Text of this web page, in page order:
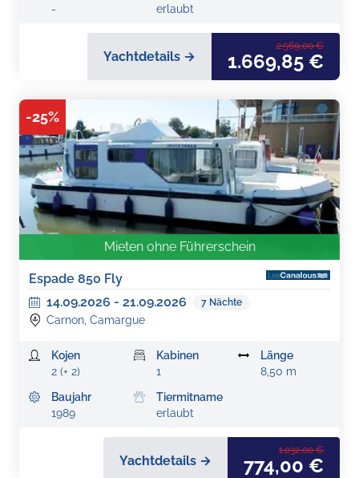
-
erlaubt
Yachtdetails →
2.569,00 €
1.669,85 €
-25%
Mieten ohne Führerschein
Espade 850 Fly
14.09.2026 - 21.09.2026 7 Nächte
Carnon, Camargue
Kojen
2 (+ 2)
Kabinen
1
Länge
8,50 m
Baujahr
1989
Tiermitname
erlaubt
Yachtdetails →
1.032,00 €
774,00 €